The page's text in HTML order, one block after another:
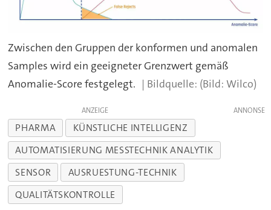
Zwischen den Gruppen der konformen und anomalen
Samples wird ein geeigneter Grenzwert gemäß
Anomalie-Score festgelegt.
(Bild: Wilco)
ANZEIGE
PHARMA
KÜNSTLICHE INTELLIGENZ
AUTOMATISIERUNG MESSTECHNIK ANALYTIK
SENSOR
AUSRUESTUNG-TECHNIK
QUALITÄTSKONTROLLE